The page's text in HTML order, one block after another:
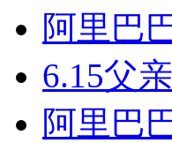
阿里巴
6.15父
阿里巴